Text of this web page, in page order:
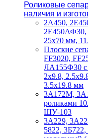
Роликовые
наличия и
2А450,
2Е450АФ30,
25х70 мм,
Плоские
FF3020,
ЛА155Ф30 с
2х9.8,
3.5х19.8 мм
3А172М,
роликами
ШУ-103
3А229,
5822,